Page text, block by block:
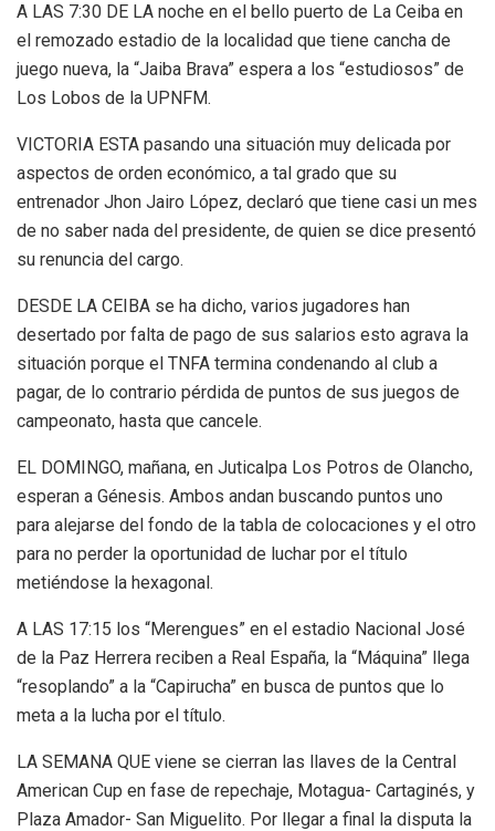
A LAS 7:30 DE LA noche en el bello puerto de La Ceiba en
el remozado estadio de la localidad que tiene cancha de
juego nueva, la “Jaiba Brava” espera a los “estudiosos” de
Los Lobos de la UPNFM.
VICTORIA ESTA pasando una situación muy delicada por
aspectos de orden económico, a tal grado que su
entrenador Jhon Jairo López, declaró que tiene casi un mes
de no saber nada del presidente, de quien se dice presentó
su renuncia del cargo.
DESDE LA CEIBA se ha dicho, varios jugadores han
desertado por falta de pago de sus salarios esto agrava la
situación porque el TNFA termina condenando al club a
pagar, de lo contrario pérdida de puntos de sus juegos de
campeonato, hasta que cancele.
EL DOMINGO, mañana, en Juticalpa Los Potros de Olancho,
esperan a Génesis. Ambos andan buscando puntos uno
para alejarse del fondo de la tabla de colocaciones y el otro
para no perder la oportunidad de luchar por el título
metiéndose la hexagonal.
A LAS 17:15 los “Merengues” en el estadio Nacional José
de la Paz Herrera reciben a Real España, la “Máquina” llega
“resoplando” a la “Capirucha” en busca de puntos que lo
meta a la lucha por el título.
LA SEMANA QUE viene se cierran las llaves de la Central
American Cup en fase de repechaje, Motagua- Cartaginés, y
Plaza Amador- San Miguelito. Por llegar a final la disputa la